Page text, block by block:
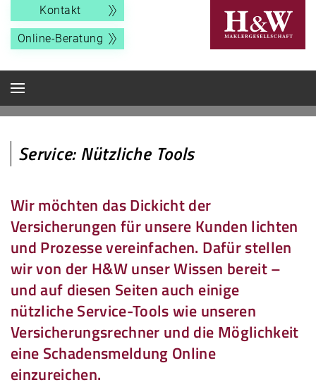
Kontakt
Online-Beratung
Service: Nützliche Tools
Wir möchten das Dickicht der
Versicherungen für unsere Kunden lichten
und Prozesse vereinfachen. Dafür stellen
wir von der H&W unser Wissen bereit –
und auf diesen Seiten auch einige
nützliche Service-Tools wie unseren
Versicherungsrechner und die Möglichkeit
eine Schadensmeldung Online
einzureichen.